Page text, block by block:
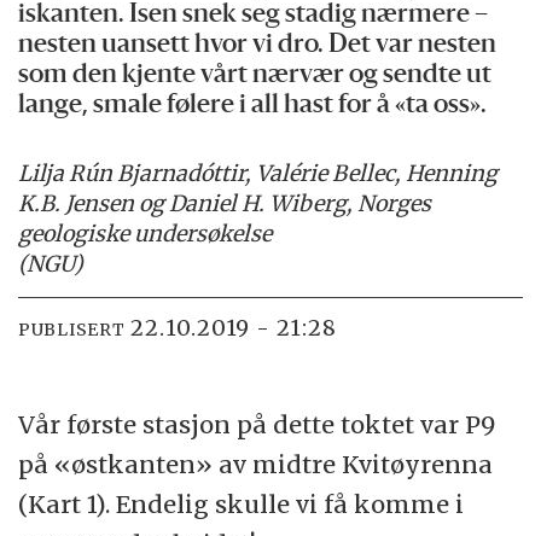
iskanten. Isen snek seg stadig nærmere –
nesten uansett hvor vi dro. Det var nesten
som den kjente vårt nærvær og sendte ut
lange, smale følere i all hast for å «ta oss».
Lilja Rún Bjarnadóttir, Valérie Bellec, Henning
K.B. Jensen og Daniel H. Wiberg, Norges
geologiske undersøkelse
(NGU)
PUBLISERT 22.10.2019 - 21:28
Vår første stasjon på dette toktet var P9
på «østkanten» av midtre Kvitøyrenna
(Kart 1). Endelig skulle vi få komme i